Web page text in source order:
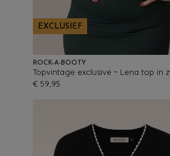
EXCLUSIEF
ROCK-A-BOOTY
€ 59,95